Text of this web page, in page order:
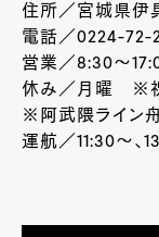
住所／宮城県伊
電話／0224-72-
営業／8:30～
休み／月曜 ※
※阿武隈ライン
運航／11:30～、